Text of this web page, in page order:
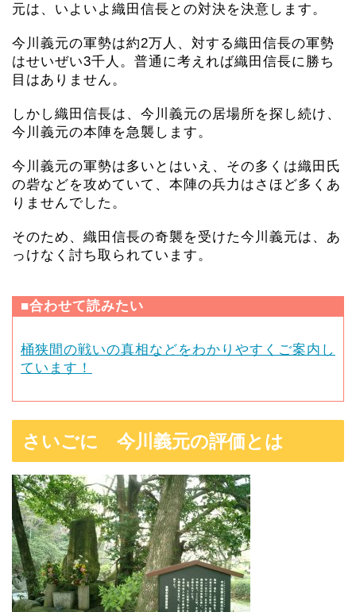
元は、いよいよ織田信長との対決を決意します。
今川義元の軍勢は約2万人、対する織田信長の軍勢
はせいぜい3千人。普通に考えれば織田信長に勝ち
目はありません。
しかし織田信長は、今川義元の居場所を探し続け、
今川義元の本陣を急襲します。
今川義元の軍勢は多いとはいえ、その多くは織田氏
の砦などを攻めていて、本陣の兵力はさほど多くあ
りませんでした。
そのため、織田信長の奇襲を受けた今川義元は、あ
っけなく討ち取られています。
■合わせて読みたい
桶狭間の戦いの真相などをわかりやすくご案内し
ています！
さいごに 今川義元の評価とは